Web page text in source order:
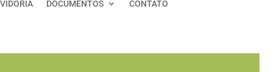
DOCUMENTOS CONTATO